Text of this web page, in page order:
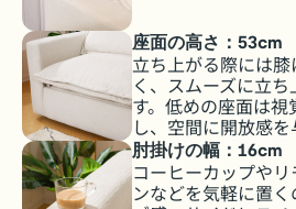
座面の高さ：53cm
立ち上がる際には
く、スムーズに立
す。低めの座面は
し、空間に開放感を
肘掛けの幅：16cm
コーヒーカップや
ンなどを気軽に置